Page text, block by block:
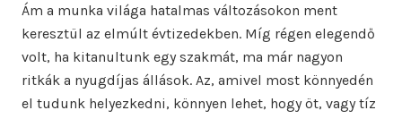
Ám a munka világa hatalmas változásokon ment
keresztül az elmúlt évtizedekben. Míg régen elegendő
volt, ha kitanultunk egy szakmát, ma már nagyon
ritkák a nyugdíjas állások. Az, amivel most könnyedén
el tudunk helyezkedni, könnyen lehet, hogy öt, vagy tíz